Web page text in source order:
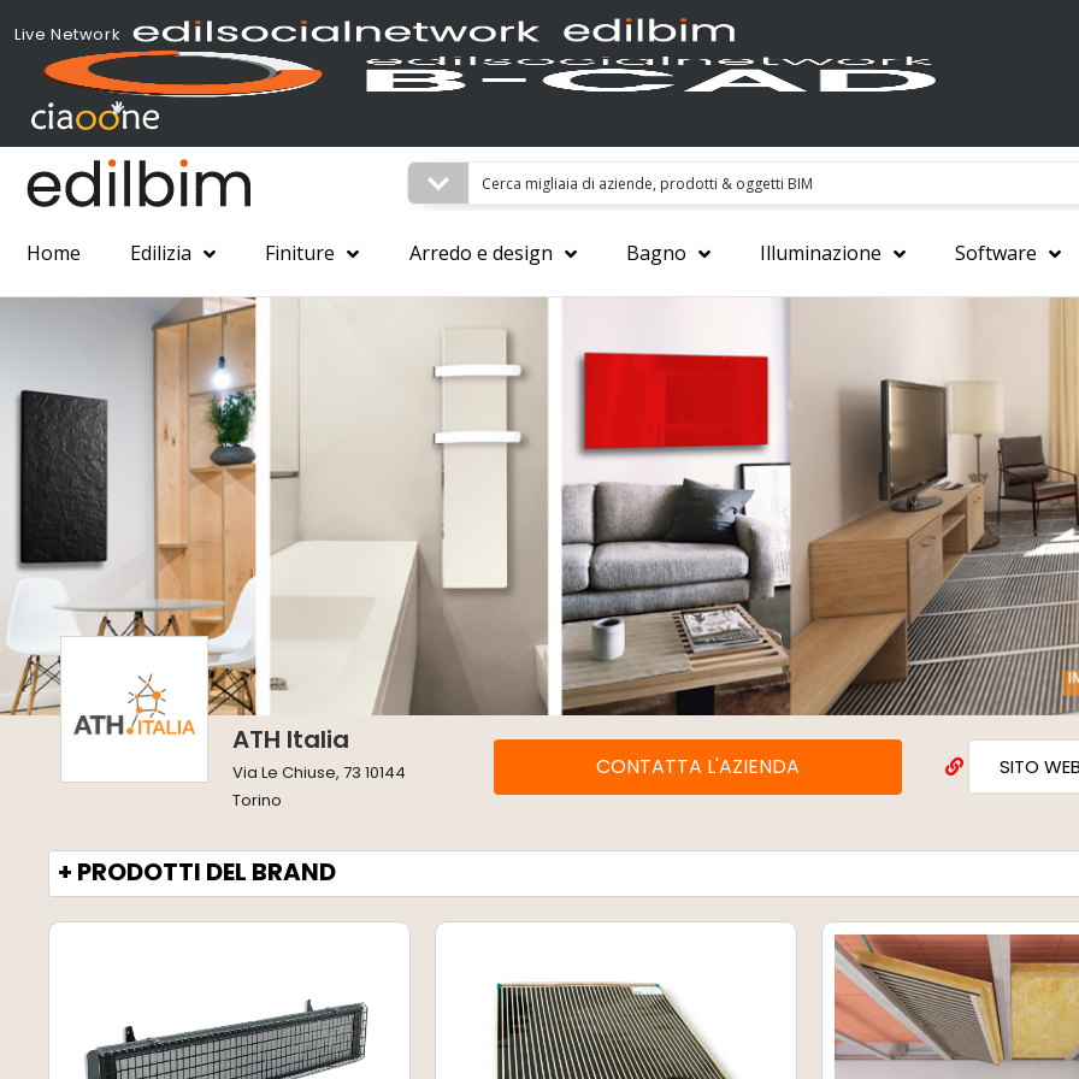
Live Network
Home Edilizia Finiture Arredo e design Bagno Illuminazione Software
ATH Italia
Via Le Chiuse, 73 10144
Torino
CONTATTA L'AZIENDA SITO
+ PRODOTTI DEL BRAND